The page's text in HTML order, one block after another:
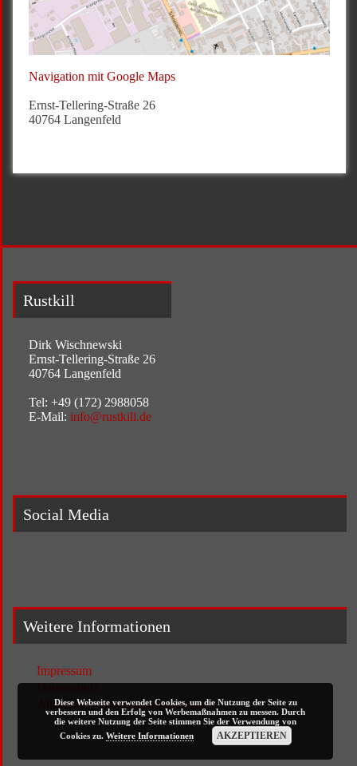
Navigation mit Google Maps
Ernst-Tellering-Straße 26
40764 Langenfeld
Rustkill
Dirk Wischnewski
Ernst-Tellering-Straße 26
40764 Langenfeld
Tel: +49 (172) 2988058
E-Mail: info@rustkill.de
Social Media
Weitere Informationen
Impressum
Datenschutz
Allgemeine Geschäftsbedingungen
Diese Webseite verwendet Cookies, um die Nutzung der Seite zu
verbessern und den Erfolg von Werbemaßnahmen zu messen. Durch
die weitere Nutzung der Seite stimmen Sie der Verwendung von
Cookies zu. Weitere Informationen AKZEPTIEREN